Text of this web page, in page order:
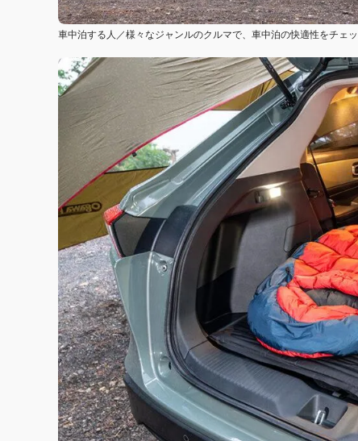
車中泊する人／様々なジャンルのクルマで、車中泊の快適性をチェ